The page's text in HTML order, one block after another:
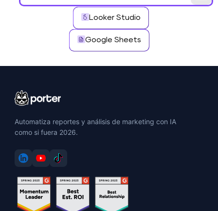
Looker Studio
Google Sheets
Automatiza reportes y análisis de marketing con IA
como si fuera 2026.